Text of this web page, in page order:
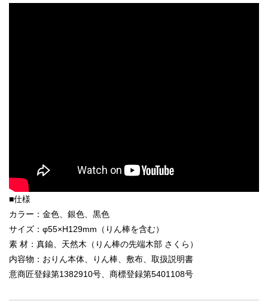
■仕様
カラー：金色、銀色、黒色
サイズ：φ55×H129mm（りん棒を含む）
素 材：真鍮、天然木（りん棒の先端木部 さくら）
内容物：おりん本体、りん棒、敷布、取扱説明書
意商匠登録第1382910号、商標登録第5401108号